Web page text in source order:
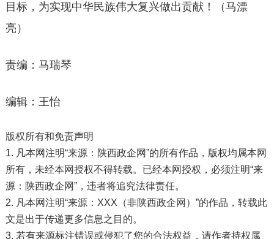
目标，为实现中华民族伟大复兴做出贡献！（马漂
亮）
责编：马瑞琴
编辑：王怡
版权所有和免责声明
1. 凡本网注明“来源：陕西政企网”的所有作品，版权均属本网
所有，未经本网授权不得转载。已经本网授权，必须注明“来
源：陕西政企网”，违者将追究法律责任。
2. 凡本网注明“来源：XXX（非陕西政企网）”的作品，转载此
文是出于传递更多信息之目的。
3. 若有来源标注错误或侵犯了您的合法权益，请作者持权属